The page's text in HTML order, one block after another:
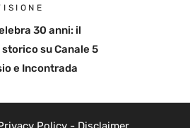
30 anni: il
su Canale 5
e Incontrada